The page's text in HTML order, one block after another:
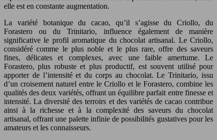
elle est en constante augmentation.
La variété botanique du cacao, qu’il s’agisse du Criollo, du
Forastero ou du Trinitario, influence également de manière
significative le profil aromatique du chocolat artisanal. Le Criollo,
considéré comme le plus noble et le plus rare, offre des saveurs
fines, délicates et complexes, avec une faible amertume. Le
Forastero, plus robuste et plus productif, est souvent utilisé pour
apporter de l’intensité et du corps au chocolat. Le Trinitario, issu
d’un croisement naturel entre le Criollo et le Forastero, combine les
qualités des deux variétés, offrant un équilibre parfait entre finesse et
intensité. La diversité des terroirs et des variétés de cacao contribue
ainsi à la richesse et à la complexité des saveurs du chocolat
artisanal, offrant une palette infinie de possibilités gustatives pour les
amateurs et les connaisseurs.